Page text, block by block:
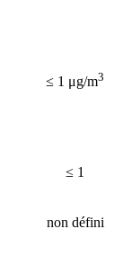
≤ 1 μg/m3
≤ 1
non défini